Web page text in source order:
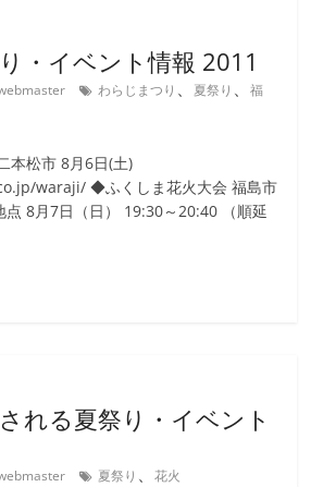
・イベント情報 2011
わらじまつり 、 夏祭り 、福
本松市 8月6日(土)
waraji/ ◆ふくしま花火大会 福島市
点 8月7日（日） 19:30～20:40 （順延
れる夏祭り・イベント
夏祭り 、花火